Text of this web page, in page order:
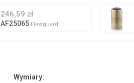
246,59 zł
AF25065 Fleetguard
Wymiary: